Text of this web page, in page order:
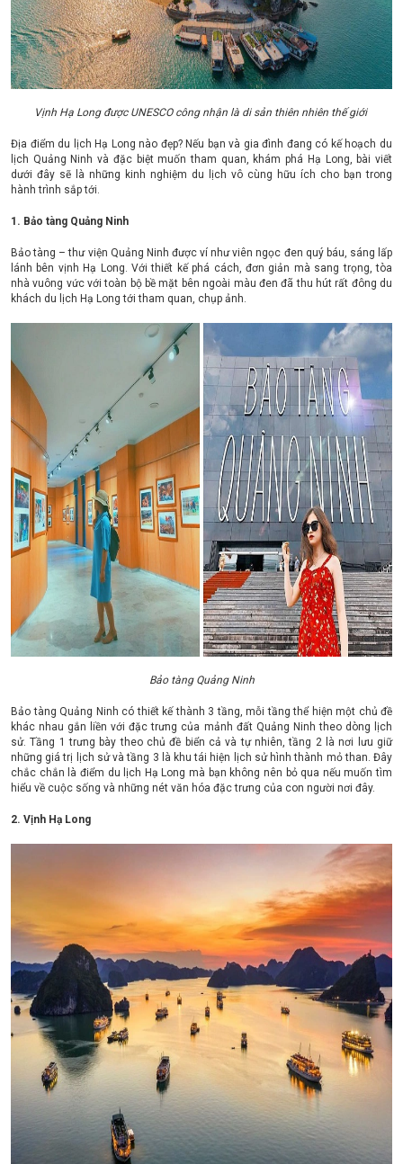
Vịnh Hạ Long được UNESCO công nhận là di sản thiên nhiên thế giới
Địa điểm du lịch Hạ Long nào đẹp? Nếu bạn và gia đình đang có kế hoạch du
lịch Quảng Ninh và đặc biệt muốn tham quan, khám phá Hạ Long, bài viết
dưới đây sẽ là những kinh nghiệm du lịch vô cùng hữu ích cho bạn trong
hành trình sắp tới.
1. Bảo tàng Quảng Ninh
Bảo tàng – thư viện Quảng Ninh được ví như viên ngọc đen quý báu, sáng lấp
lánh bên vịnh Hạ Long. Với thiết kế phá cách, đơn giản mà sang trọng, tòa
nhà vuông vức với toàn bộ bề mặt bên ngoài màu đen đã thu hút rất đông du
khách du lịch Hạ Long tới tham quan, chụp ảnh.
Bảo tàng Quảng Ninh
Bảo tàng Quảng Ninh có thiết kế thành 3 tầng, mỗi tầng thể hiện một chủ đề
khác nhau gắn liền với đặc trưng của mảnh đất Quảng Ninh theo dòng lịch
sử. Tầng 1 trưng bày theo chủ đề biển cả và tự nhiên, tầng 2 là nơi lưu giữ
những giá trị lịch sử và tầng 3 là khu tái hiện lịch sử hình thành mỏ than. Đây
chắc chắn là điểm du lịch Hạ Long mà bạn không nên bỏ qua nếu muốn tìm
hiểu về cuộc sống và những nét văn hóa đặc trưng của con người nơi đây.
2. Vịnh Hạ Long